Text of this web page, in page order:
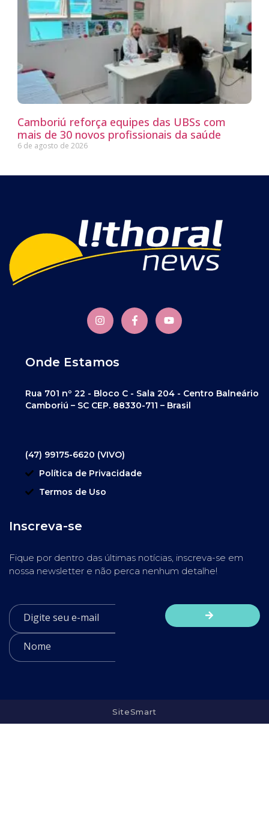
Camboriú reforça equipes das UBSs com
mais de 30 novos profissionais da saúde
6 de agosto de 2026
Onde Estamos
Rua 701 nº 22 - Bloco C - Sala 204 - Centro Balneário
Camboriú – SC CEP. 88330-711 – Brasil
(47) 99175-6620 (VIVO)
Política de Privacidade
Termos de Uso
Inscreva-se
Fique por dentro das últimas notícias, inscreva-se em
nossa newsletter e não perca nenhum detalhe!
SiteSmart